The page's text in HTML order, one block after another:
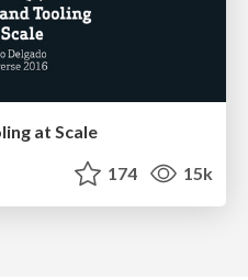
at Scale
174 15k